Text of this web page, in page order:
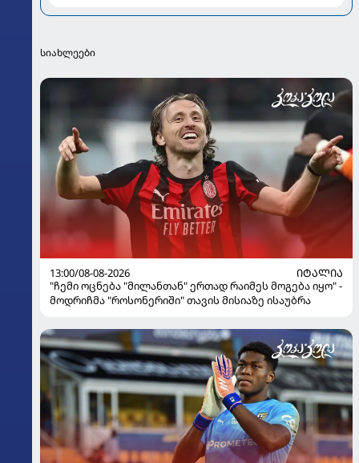
სიახლეები
13:00/08-08-2026
ᲘᲢᲐᲚᲘᲐ
"ჩემი ოცნება "მილანთან" ერთად რაიმეს მოგება იყო" -
მოდრიჩმა "როსონერიში" თავის მისიაზე ისაუბრა